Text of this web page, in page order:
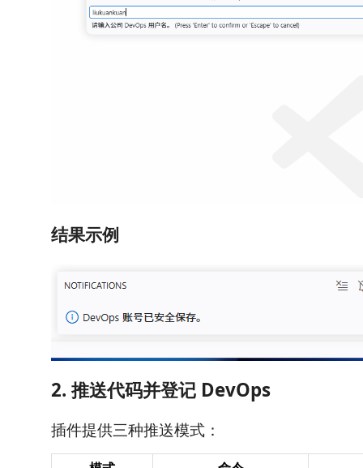
结果示例
2. 推送代码并登记 DevOps
插件提供三种推送模式：